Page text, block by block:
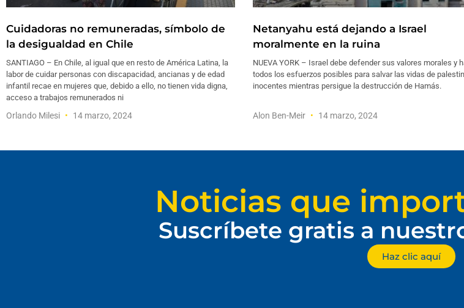
Cuidadoras no remuneradas, símbolo de
la desigualdad en Chile
SANTIAGO – En Chile, al igual que en resto de América Latina, la
labor de cuidar personas con discapacidad, ancianas y de edad
infantil recae en mujeres que, debido a ello, no tienen vida digna,
acceso a trabajos remunerados ni
Orlando Milesi 14 marzo, 2024
Netanyahu está dejando a Israel
moralmente en la ruina
NUEVA YORK – Israel debe defender sus valores morales y
todos los esfuerzos posibles para salvar las vidas de
inocentes mientras persigue la destrucción de Hamás.
Alon Ben-Meir 14 marzo, 2024
Noticias que
Suscríbete gratis a
Haz clic aquí